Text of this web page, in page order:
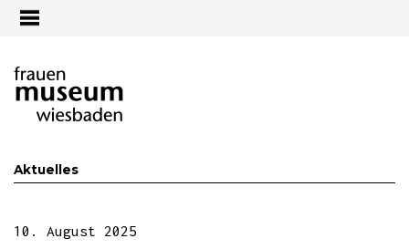
Aktuelles
10. August 2025